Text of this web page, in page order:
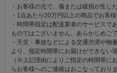
・お客様の元で、傷または破損が生じ
・1点あたり20万円以上の商品でお客
・時間帯指定は配送業者のサービスで
ものではございません。あらかじめご
・天災・事故などによる交通渋滞や物
より、指定時間帯にお届けができない
（※上記理由によりご指定の時間帯に
らお客様へのご連絡はおこなっておりま